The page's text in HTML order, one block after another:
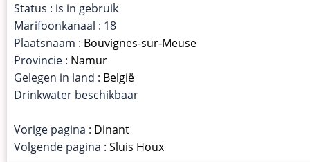
Status : is in gebruik
Marifoonkanaal : 18
Plaatsnaam : Bouvignes-sur-Meuse
Provincie : Namur
Gelegen in land : België
Drinkwater beschikbaar
Vorige pagina : Dinant
Volgende pagina : Sluis Houx